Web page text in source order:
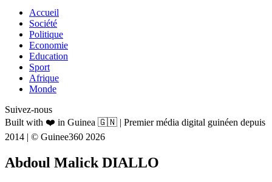
Accueil
Société
Politique
Economie
Education
Sport
Afrique
Monde
Suivez-nous
Built with ❤️ in Guinea 🇬🇳 | Premier média digital guinéen depuis
2014 | © Guinee360 2026
Abdoul Malick DIALLO